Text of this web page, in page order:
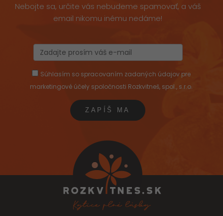
Nebojte sa, určite vás nebudeme spamovať, a váš
email nikomu inému nedáme!
Súhlasím so spracovaním zadaných údajov pre
marketingové účely spoločnosti Rozkvitneš, spol., s.r.o.